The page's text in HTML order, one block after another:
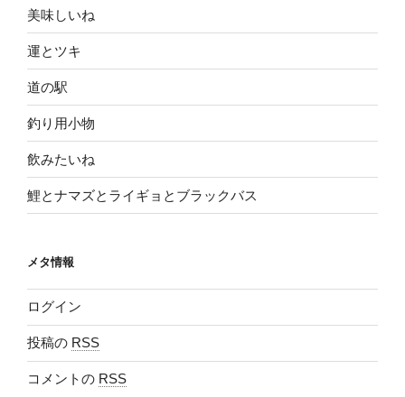
美味しいね
運とツキ
道の駅
釣り用小物
飲みたいね
鯉とナマズとライギョとブラックバス
メタ情報
ログイン
投稿の RSS
コメントの RSS